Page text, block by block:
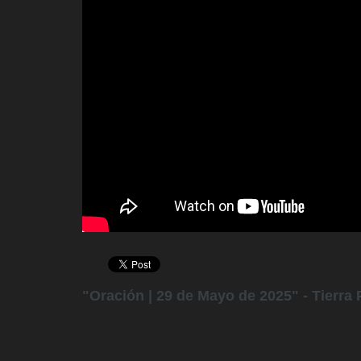
"Oración | 29 de Mayo de 2025" - Tierra